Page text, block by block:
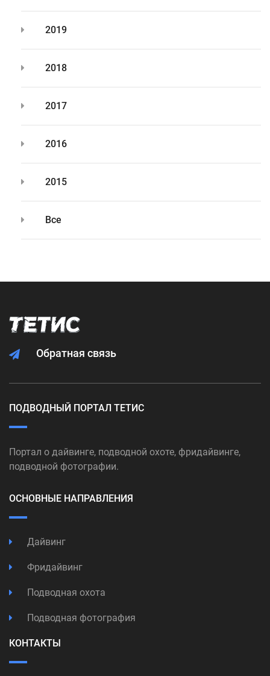
2019
2018
2017
2016
2015
Все
Обратная связь
ПОДВОДНЫЙ ПОРТАЛ ТЕТИС
Портал о дайвинге, подводной охоте, фридайвинге,
подводной фотографии.
ОСНОВНЫЕ НАПРАВЛЕНИЯ
Дайвинг
Фридайвинг
Подводная охота
Подводная фотография
КОНТАКТЫ